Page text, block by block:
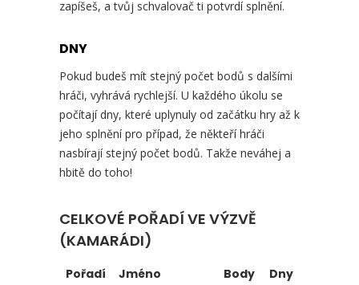
zapíšeš, a tvůj schvalovač ti potvrdí splnění.
DNY
Pokud budeš mít stejný počet bodů s dalšími
hráči, vyhrává rychlejší. U každého úkolu se
počítají dny, které uplynuly od začátku hry až k
jeho splnění pro případ, že někteří hráči
nasbírají stejný počet bodů. Takže neváhej a
hbitě do toho!
CELKOVÉ POŘADÍ VE VÝZVĚ
(KAMARÁDI)
Pořadí Jméno Body Dny